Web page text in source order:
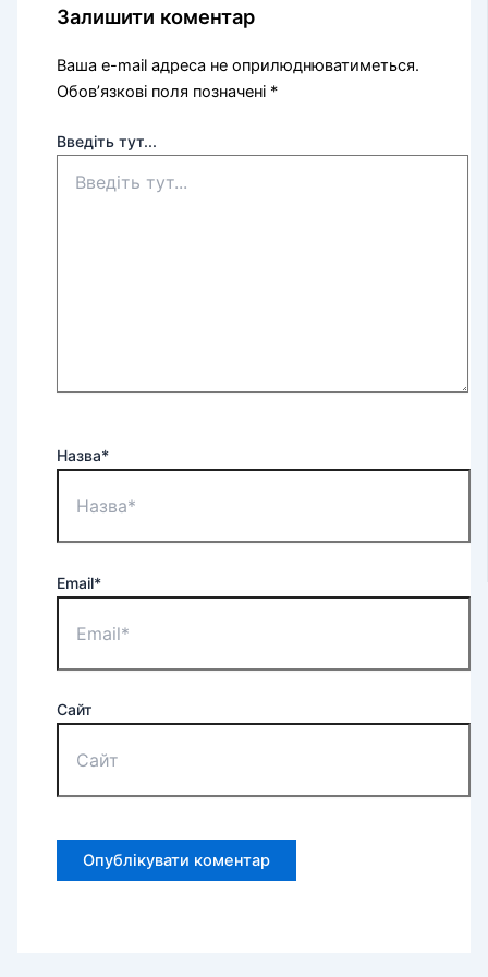
Залишити коментар
Ваша e-mail адреса не оприлюднюватиметься.
Обов’язкові поля позначені *
Введіть тут...
Назва*
Email*
Сайт